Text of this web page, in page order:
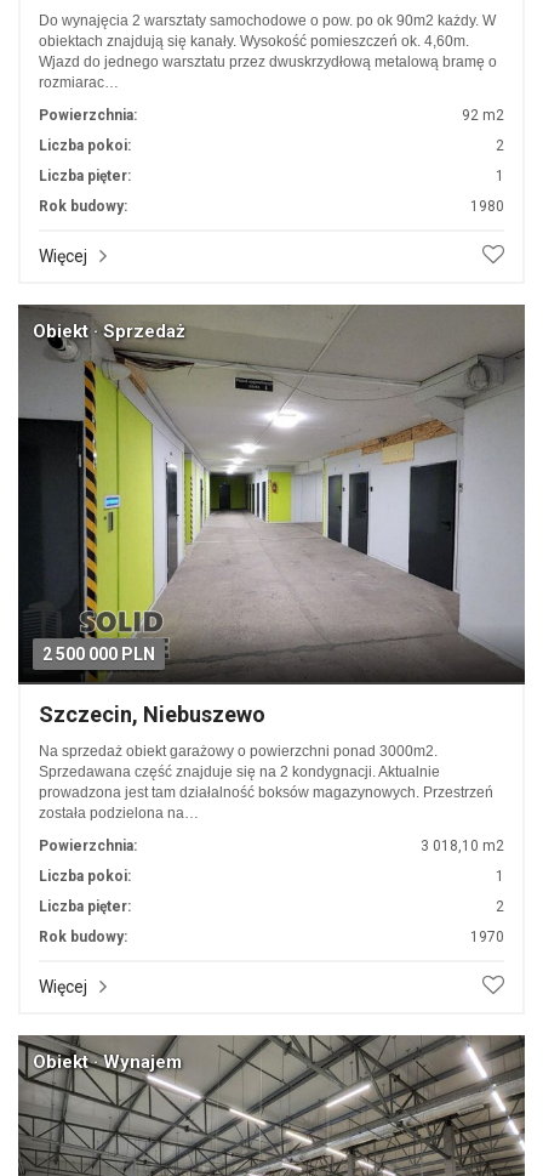
Do wynajęcia 2 warsztaty samochodowe o pow. po ok 90m2 każdy. W
obiektach znajdują się kanały. Wysokość pomieszczeń ok. 4,60m.
Wjazd do jednego warsztatu przez dwuskrzydłową metalową bramę o
rozmiarac…
Powierzchnia:
92 m2
Liczba pokoi:
2
Liczba pięter:
1
Rok budowy:
1980
Więcej
2 500 000 PLN
Obiekt · Sprzedaż
Szczecin, Niebuszewo
Na sprzedaż obiekt garażowy o powierzchni ponad 3000m2.
Sprzedawana część znajduje się na 2 kondygnacji. Aktualnie
prowadzona jest tam działalność boksów magazynowych. Przestrzeń
została podzielona na…
Powierzchnia:
3 018,10 m2
Liczba pokoi:
1
Liczba pięter:
2
Rok budowy:
1970
Więcej
Obiekt · Wynajem